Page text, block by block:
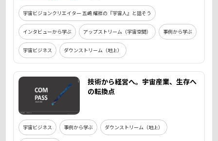
宇宙ビジョンクリエイター 五嶋 耀祥の『宇宙人』と話そう
インタビューから学ぶ アップストリーム（宇宙空間） 事例から学ぶ
宇宙ビジネス ダウンストリーム（地上）
技術から経営へ。宇宙産業、生存へ
の転換点
宇宙ビジネス 事例から学ぶ ダウンストリーム（地上）